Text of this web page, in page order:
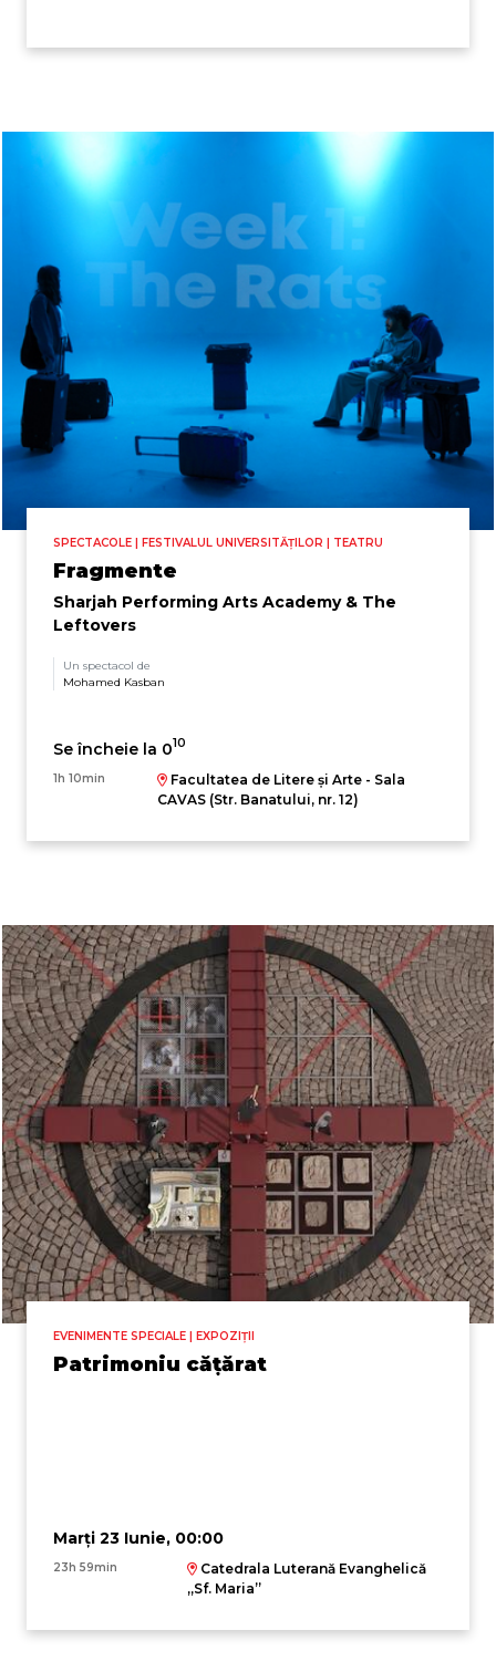
SPECTACOLE | FESTIVALUL UNIVERSITĂȚILOR | TEATRU
Fragmente
Sharjah Performing Arts Academy & The
Leftovers
Un spectacol de
Mohamed Kasban
Se încheie la 010
1h 10min
Facultatea de Litere și Arte - Sala
CAVAS (Str. Banatului, nr. 12)
EVENIMENTE SPECIALE | EXPOZIȚII
Patrimoniu cățărat
Marți 23 Iunie, 00:00
23h 59min
Catedrala Luterană Evanghelică
,,Sf. Maria”